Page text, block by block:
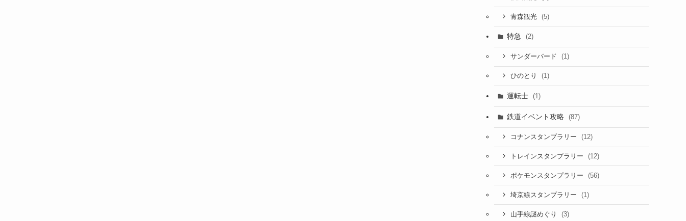
青森観光 (5)
特急 (2)
サンダーバード (1)
ひのとり (1)
運転士 (1)
鉄道イベント攻略 (87)
コナンスタンプラリー (12)
トレインスタンプラリー (12)
ポケモンスタンプラリー (56)
埼京線スタンプラリー (1)
山手線謎めぐり (3)